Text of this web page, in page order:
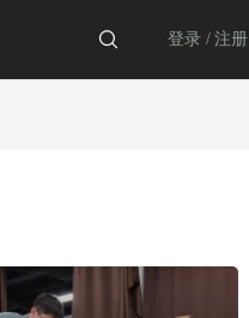
登录 / 注册